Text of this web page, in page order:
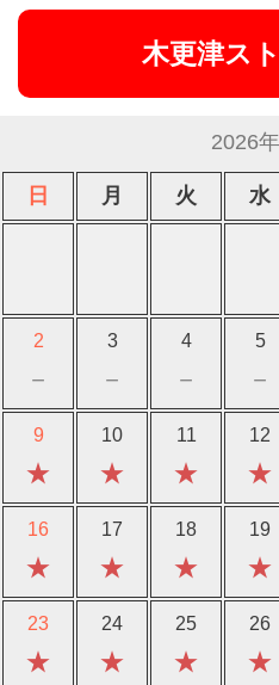
木更津ス
2026
日 月 火 水
2
－
3
－
4
－
5
－
9
★
10
★
11
★
12
★
16
★
17
★
18
★
19
★
23
★
24
★
25
★
26
★